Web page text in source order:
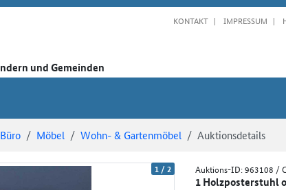
KONTAKT IMPRESSUM
und Gemeinden
Möbel Wohn- & Gartenmöbel Auktionsdetails
1 /2 Auktions-ID:963108 /
1 Holzposterstuhl